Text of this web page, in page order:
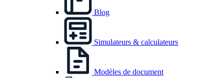
Blog
Simulateurs & calculateurs
Modèles de document